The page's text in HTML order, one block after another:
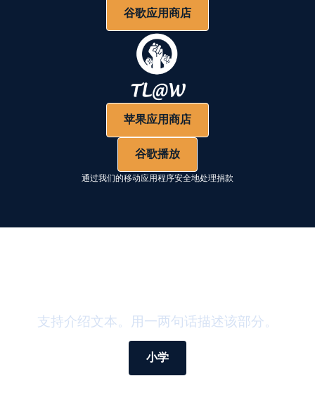
谷歌应用商店
苹果应用商店
谷歌播放
通过我们的移动应用程序安全地处理捐款
支持介绍文本。用一两句话描述该部分。
小学